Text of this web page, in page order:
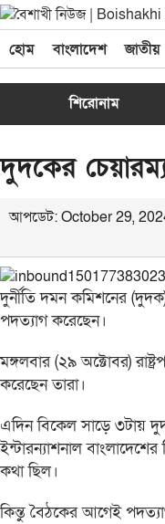
হোম বাংলাদেশ জাতীয়
শিরোনাম
দুদকের
আপডেট: October 29,
দুর্নীতি দমন কমিশনের
পদত্যাগ করেছেন।
মঙ্গলবার (২৯ অক্টোবর)
করেছেন তারা।
এদিন বিকেল সাড়ে ৩টায়
ইন্টারন্যাশনাল
কথা ছিল।
কিন্তু বৈঠকের আগেই